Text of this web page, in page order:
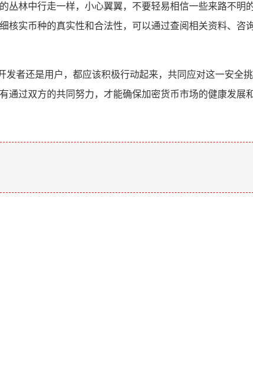
丛林中行走一样，小心翼翼，不要轻易相信一些来路不明
实币种的真实性和合法性，可以通过查阅相关资料、咨
者还是用户，都应该积极行动起来，共同应对这一安全
过双方的共同努力，才能确保加密货币市场的健康发展